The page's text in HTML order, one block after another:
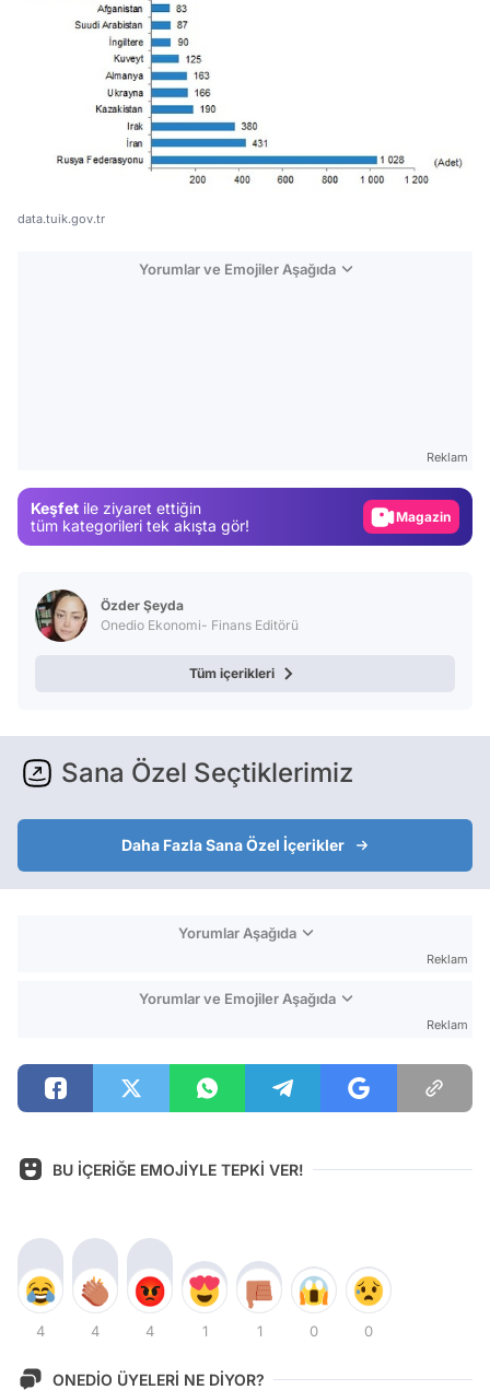
data.tuik.gov.tr
Yorumlar ve Emojiler Aşağıda
Reklam
Keşfet ile ziyaret ettiğin
tüm kategorileri tek akışta gör!
Magazin
Özder Şeyda
Onedio Ekonomi- Finans Editörü
Tüm içerikleri
Sana Özel Seçtiklerimiz
Daha Fazla Sana Özel İçerikler
Yorumlar Aşağıda
Reklam
Yorumlar ve Emojiler Aşağıda
Reklam
BU İÇERİĞE EMOJİYLE TEPKİ VER!
4 4 4 1 1 0 0
ONEDİO ÜYELERİ NE DİYOR?